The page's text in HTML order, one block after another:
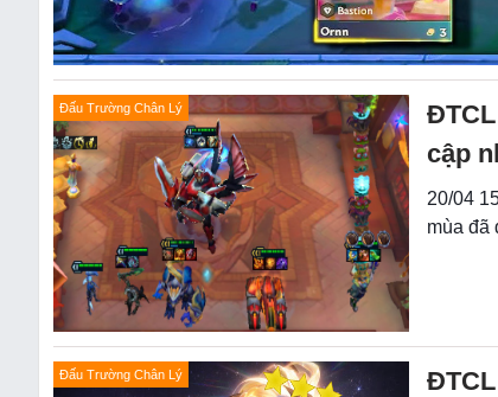
Đấu Trường Chân Lý
cập
20/04
mùa đã
Đấu Trường Chân Lý